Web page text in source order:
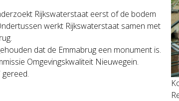
Rijkswaterstaat eerst of de bodem
werkt Rijkswaterstaat samen met
dat de Emmabrug een monument is.
Omgevingskwaliteit Nieuwegein.